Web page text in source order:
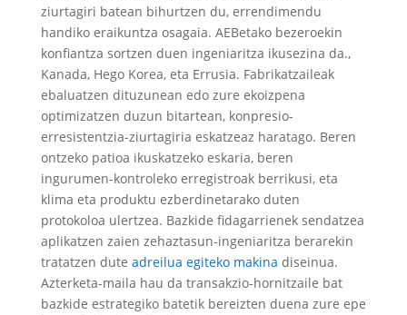
ziurtagiri batean bihurtzen du, errendimendu
handiko eraikuntza osagaia. AEBetako bezeroekin
konfiantza sortzen duen ingeniaritza ikusezina da.,
Kanada, Hego Korea, eta Errusia. Fabrikatzaileak
ebaluatzen dituzunean edo zure ekoizpena
optimizatzen duzun bitartean, konpresio-
erresistentzia-ziurtagiria eskatzeaz haratago. Beren
ontzeko patioa ikuskatzeko eskaria, beren
ingurumen-kontroleko erregistroak berrikusi, eta
klima eta produktu ezberdinetarako duten
protokoloa ulertzea. Bazkide fidagarrienek sendatzea
aplikatzen zaien zehaztasun-ingeniaritza berarekin
tratatzen dute adreilua egiteko makina diseinua.
Azterketa-maila hau da transakzio-hornitzaile bat
bazkide estrategiko batetik bereizten duena zure epe